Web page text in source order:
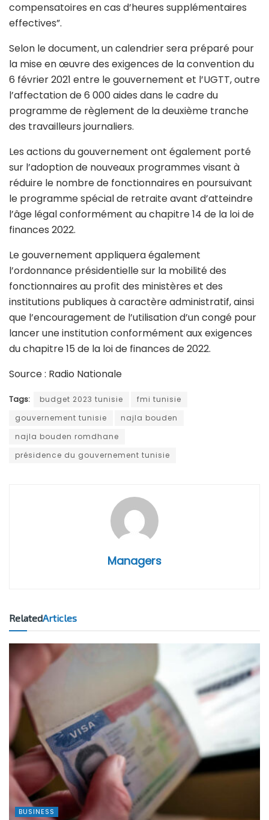
compensatoires en cas d’heures supplémentaires
effectives”.
Selon le document, un calendrier sera préparé pour
la mise en œuvre des exigences de la convention du
6 février 2021 entre le gouvernement et l’UGTT, outre
l’affectation de 6 000 aides dans le cadre du
programme de règlement de la deuxième tranche
des travailleurs journaliers.
Les actions du gouvernement ont également porté
sur l’adoption de nouveaux programmes visant à
réduire le nombre de fonctionnaires en poursuivant
le programme spécial de retraite avant d’atteindre
l’âge légal conformément au chapitre 14 de la loi de
finances 2022.
Le gouvernement appliquera également
l’ordonnance présidentielle sur la mobilité des
fonctionnaires au profit des ministères et des
institutions publiques à caractère administratif, ainsi
que l’encouragement de l’utilisation d’un congé pour
lancer une institution conformément aux exigences
du chapitre 15 de la loi de finances de 2022.
Source : Radio Nationale
Tags: budget 2023 tunisie
fmi tunisie
gouvernement tunisie
najla bouden
najla bouden romdhane
présidence du gouvernement tunisie
Managers
RelatedArticles
BUSINESS